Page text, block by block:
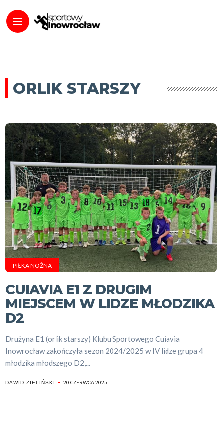
ORLIK STARSZY
PIŁKA NOŻNA
CUIAVIA E1 Z DRUGIM
MIEJSCEM W LIDZE MŁODZIKA
D2
Drużyna E1 (orlik starszy) Klubu Sportowego Cuiavia
Inowrocław zakończyła sezon 2024/2025 w IV lidze grupa 4
młodzika młodszego D2,...
DAWID ZIELIŃSKI 20 CZERWCA 2025